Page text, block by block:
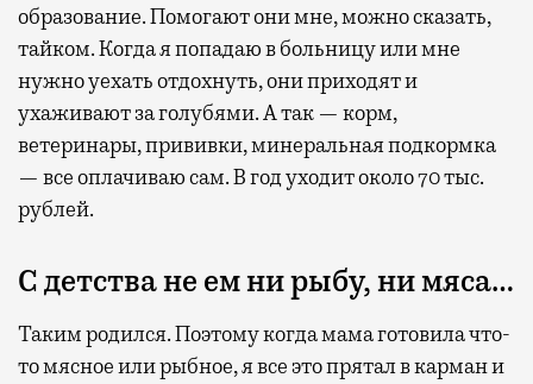
образование. Помогают они мне, можно сказать,
тайком. Когда я попадаю в больницу или мне
нужно уехать отдохнуть, они приходят и
ухаживают за голубями. А так — корм,
ветеринары, прививки, минеральная подкормка
— все оплачиваю сам. В год уходит около 70 тыс.
рублей.
С детства не ем ни рыбу, ни мяса…
Таким родился. Поэтому когда мама готовила что-
то мясное или рыбное, я все это прятал в карман и